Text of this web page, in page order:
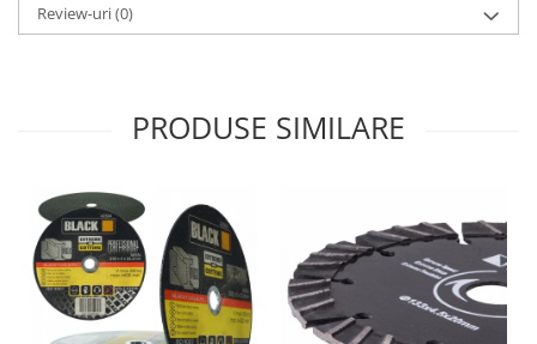
Review-uri(0)
PRODUSE SIMILARE